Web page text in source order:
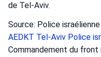
de Tel-Aviv.
Source: Police israélienne
AEDKT Tel-Aviv Police
Commandement du front